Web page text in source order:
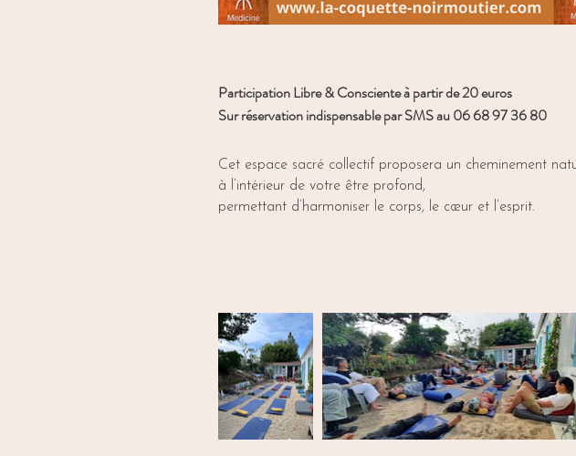
Participation Libre & Consciente à partir de 20 euros
Sur réservation indispensable par SMS au 06 68 97 36 80
Cet espace sacré collectif proposera un cheminement
à l’intérieur de votre être profond,
permettant d’harmoniser le corps, le cœur et l’esprit.